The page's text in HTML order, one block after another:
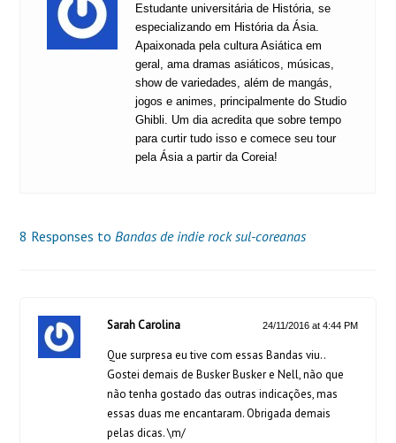
Estudante universitária de História, se
especializando em História da Ásia.
Apaixonada pela cultura Asiática em
geral, ama dramas asiáticos, músicas,
show de variedades, além de mangás,
jogos e animes, principalmente do Studio
Ghibli. Um dia acredita que sobre tempo
para curtir tudo isso e comece seu tour
pela Ásia a partir da Coreia!
8 Responses to Bandas de indie rock sul-coreanas
Sarah Carolina 24/11/2016 at 4:44 PM
Que surpresa eu tive com essas Bandas viu..
Gostei demais de Busker Busker e Nell, não que
não tenha gostado das outras indicações, mas
essas duas me encantaram. Obrigada demais
pelas dicas. \m/